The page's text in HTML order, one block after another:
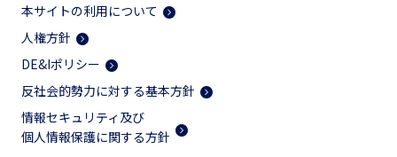
本サイトの利用について
人権方針
DE&Iポリシー
反社会的勢力に対する基本方針
情報セキュリティ及び
個人情報保護に関する方針